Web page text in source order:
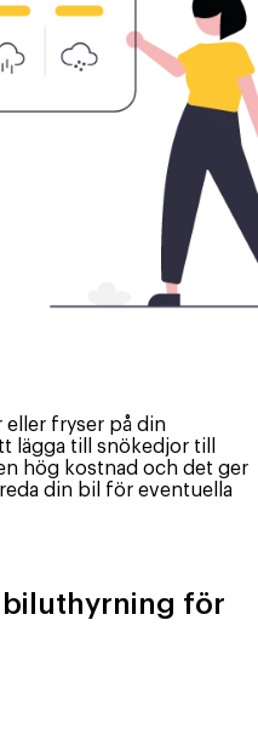
eller fryser på din
lägga till snökedjor till
hög kostnad och det ger
din bil för eventuella
biluthyrning för